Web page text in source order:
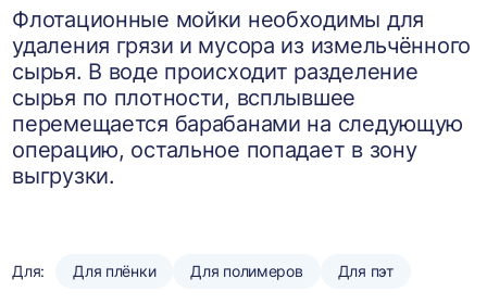
Флотационные мойки необходимы для
удаления грязи и мусора из измельчённого
сырья. В воде происходит разделение
сырья по плотности, всплывшее
перемещается барабанами на следующую
операцию, остальное попадает в зону
выгрузки.
Для: Для плёнки Для полимеров Для пэт